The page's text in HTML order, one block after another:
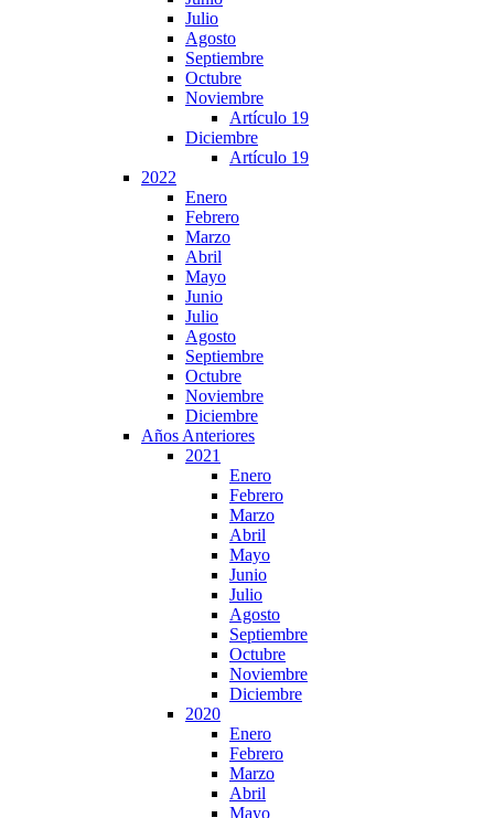
Julio
Agosto
Septiembre
Octubre
Noviembre
Artículo 19
Diciembre
Artículo 19
2022
Enero
Febrero
Marzo
Abril
Mayo
Junio
Julio
Agosto
Septiembre
Octubre
Noviembre
Diciembre
Años Anteriores
2021
Enero
Febrero
Marzo
Abril
Mayo
Junio
Julio
Agosto
Septiembre
Octubre
Noviembre
Diciembre
2020
Enero
Febrero
Marzo
Abril
Mayo